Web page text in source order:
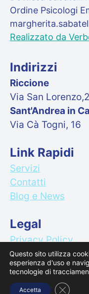
Ordine Psicologi
Realizzato da
Indirizzi
Riccione
Via San Lorenzo,2
Sant'Andrea in
Via Cà Togni, 16
Link Rapidi
Servizi
Contatti
Blog e News
Legal
Privacy Policy
Cookie Policy
Questo sito utilizza
esperienza d'uso e
tecnologie di
Accetta Close